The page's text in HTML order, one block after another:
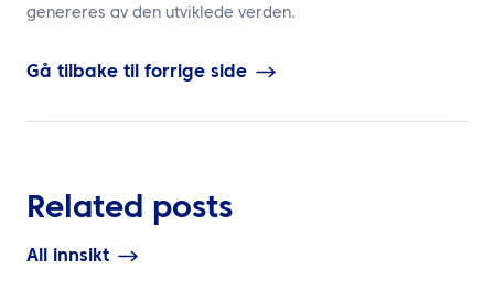
genereres av den utviklede verden.
Gå tilbake til forrige side
Related posts
All innsikt